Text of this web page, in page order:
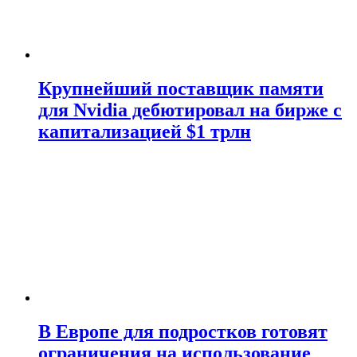
Крупнейший поставщик памяти
для Nvidia дебютировал на бирже с
капитализацией $1 трлн
В Европе для подростков готовят
ограничения на использование